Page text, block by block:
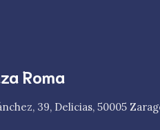
Roma
39, Delicias, 50005